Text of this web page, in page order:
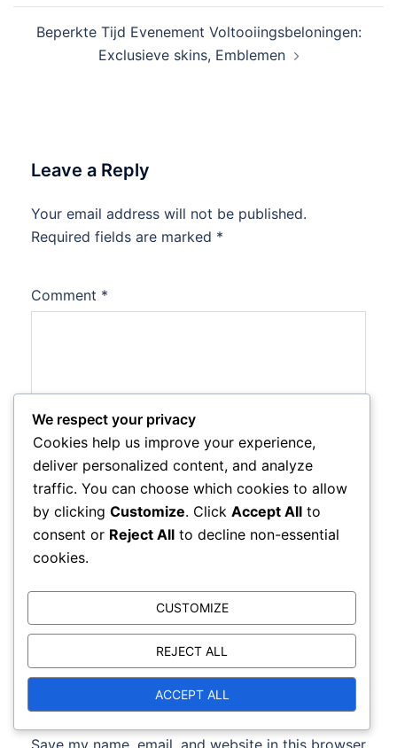
Beperkte Tijd Evenement Voltooiingsbeloningen:
Exclusieve skins, Emblemen
Leave a Reply
Your email address will not be published.
Required fields are marked *
Comment *
Name*
Email*
Website
We respect your privacy
Cookies help us improve your experience,
deliver personalized content, and analyze
traffic. You can choose which cookies to allow
by clicking Customize. Click Accept All to
consent or Reject All to decline non-essential
cookies.
CUSTOMIZE
REJECT ALL
ACCEPT ALL